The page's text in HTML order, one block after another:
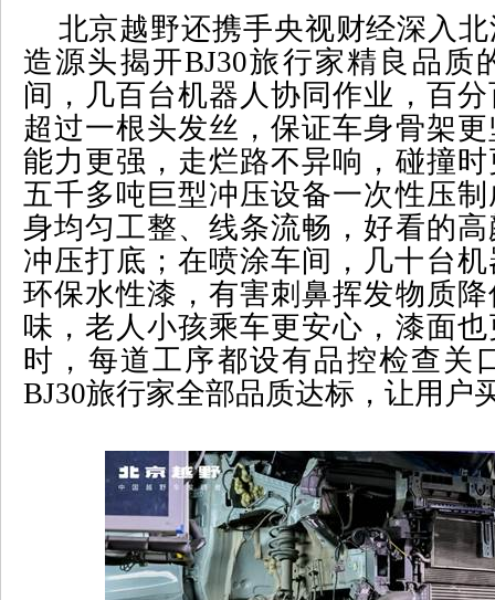
北京越野还携手央视财经深入北
造源头揭开BJ30旅行家精良品质
间，几百台机器人协同作业，百
超过一根头发丝，保证车身骨架
能力更强，走烂路不异响，碰撞
五千多吨巨型冲压设备一次性压
身均匀工整、线条流畅，好看的
冲压打底；在喷涂车间，几十台
环保水性漆，有害刺鼻挥发物质
味，老人小孩乘车更安心，漆面
时，每道工序都设有品控检查关
BJ30旅行家全部品质达标，让用户